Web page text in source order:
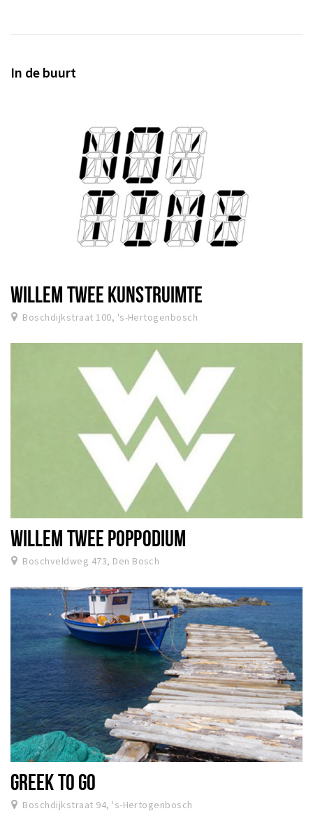
In de buurt
WILLEM TWEE KUNSTRUIMTE
Boschdijkstraat 100, 's-Hertogenbosch
WILLEM TWEE POPPODIUM
Boschveldweg 473, Den Bosch
GREEK TO GO
Boschdijkstraat 94, 's-Hertogenbosch